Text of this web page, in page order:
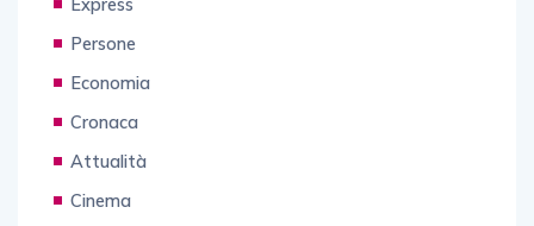
Persone
Economia
Cronaca
Attualità
Cinema